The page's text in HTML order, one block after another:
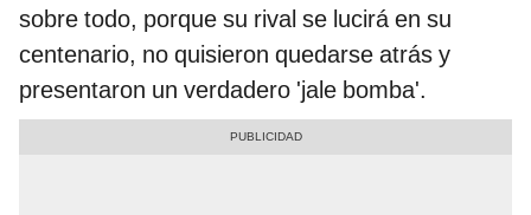
sobre todo, porque su rival se lucirá en su
centenario, no quisieron quedarse atrás y
presentaron un verdadero 'jale bomba'.